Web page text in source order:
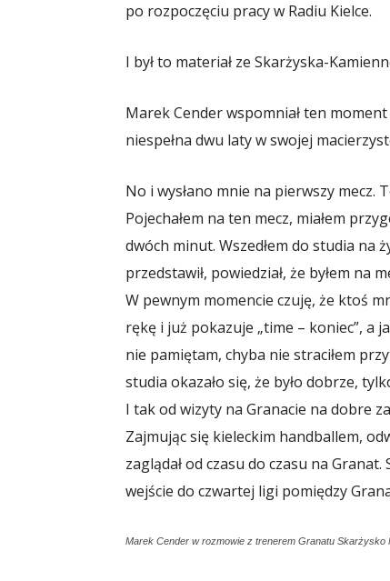
po rozpoczęciu pracy w Radiu Kielce.
I był to materiał ze Skarżyska-
Marek Cender wspomniał ten
niespełna dwu laty w swojej
No i wysłano mnie na pierwszy mecz.
Pojechałem na ten mecz, miałem
dwóch minut. Wszedłem do studia na
przedstawił, powiedział, że byłem na
W pewnym momencie czuję, że ktoś
rękę i już pokazuje „time – koniec”, a
nie pamiętam, chyba nie straciłem
studia okazało się, że było dobrze,
I tak od wizyty na Granacie na dobre
Zajmując się kieleckim handballem,
zaglądał od czasu do czasu na
wejście do czwartej ligi pomiędzy
Marek Cender w rozmowie z trenerem Granatu